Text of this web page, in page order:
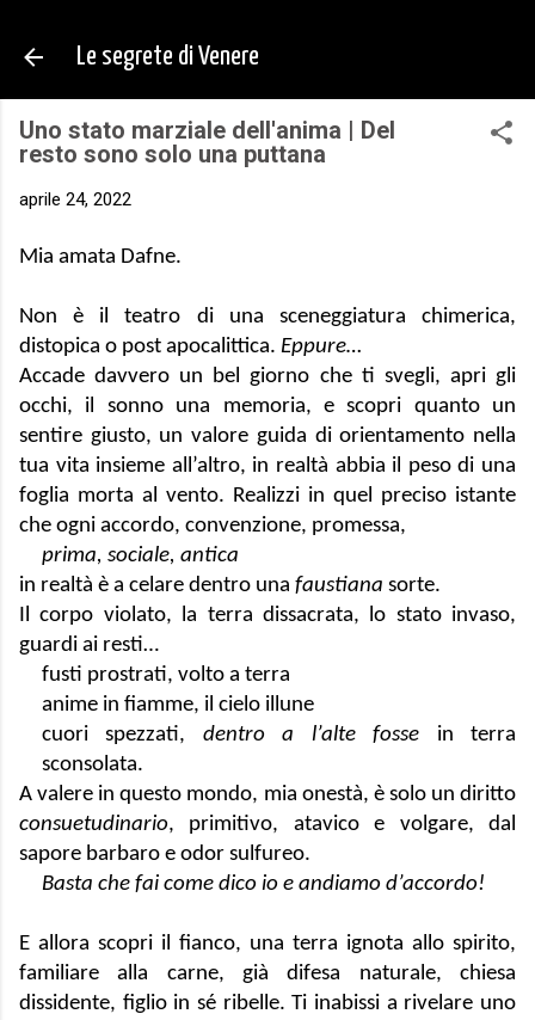
Le segrete di Venere
Uno stato marziale dell'anima | Del
resto sono solo una puttana
aprile 24, 2022
Mia amata Dafne.
Non è il teatro di una sceneggiatura chimerica,
distopica o post apocalittica. Eppure…
Accade davvero un bel giorno che ti svegli, apri gli
occhi, il sonno una memoria, e scopri quanto un
sentire giusto, un valore guida di orientamento nella
tua vita insieme all’altro, in realtà abbia il peso di una
foglia morta al vento. Realizzi in quel preciso istante
che ogni accordo, convenzione, promessa,
prima, sociale, antica
in realtà è a celare dentro una faustiana sorte.
Il corpo violato, la terra dissacrata, lo stato invaso,
guardi ai resti…
fusti prostrati, volto a terra
anime in fiamme, il cielo illune
cuori spezzati, dentro a l’alte fosse in terra
sconsolata.
consuetudinario, primitivo, atavico e volgare, dal
sapore barbaro e odor sulfureo.
Basta che fai come dico io e andiamo d’accordo!
E allora scopri il fianco, una terra ignota allo spirito,
familiare alla carne, già difesa naturale, chiesa
dissidente, figlio in sé ribelle. Ti inabissi a rivelare uno